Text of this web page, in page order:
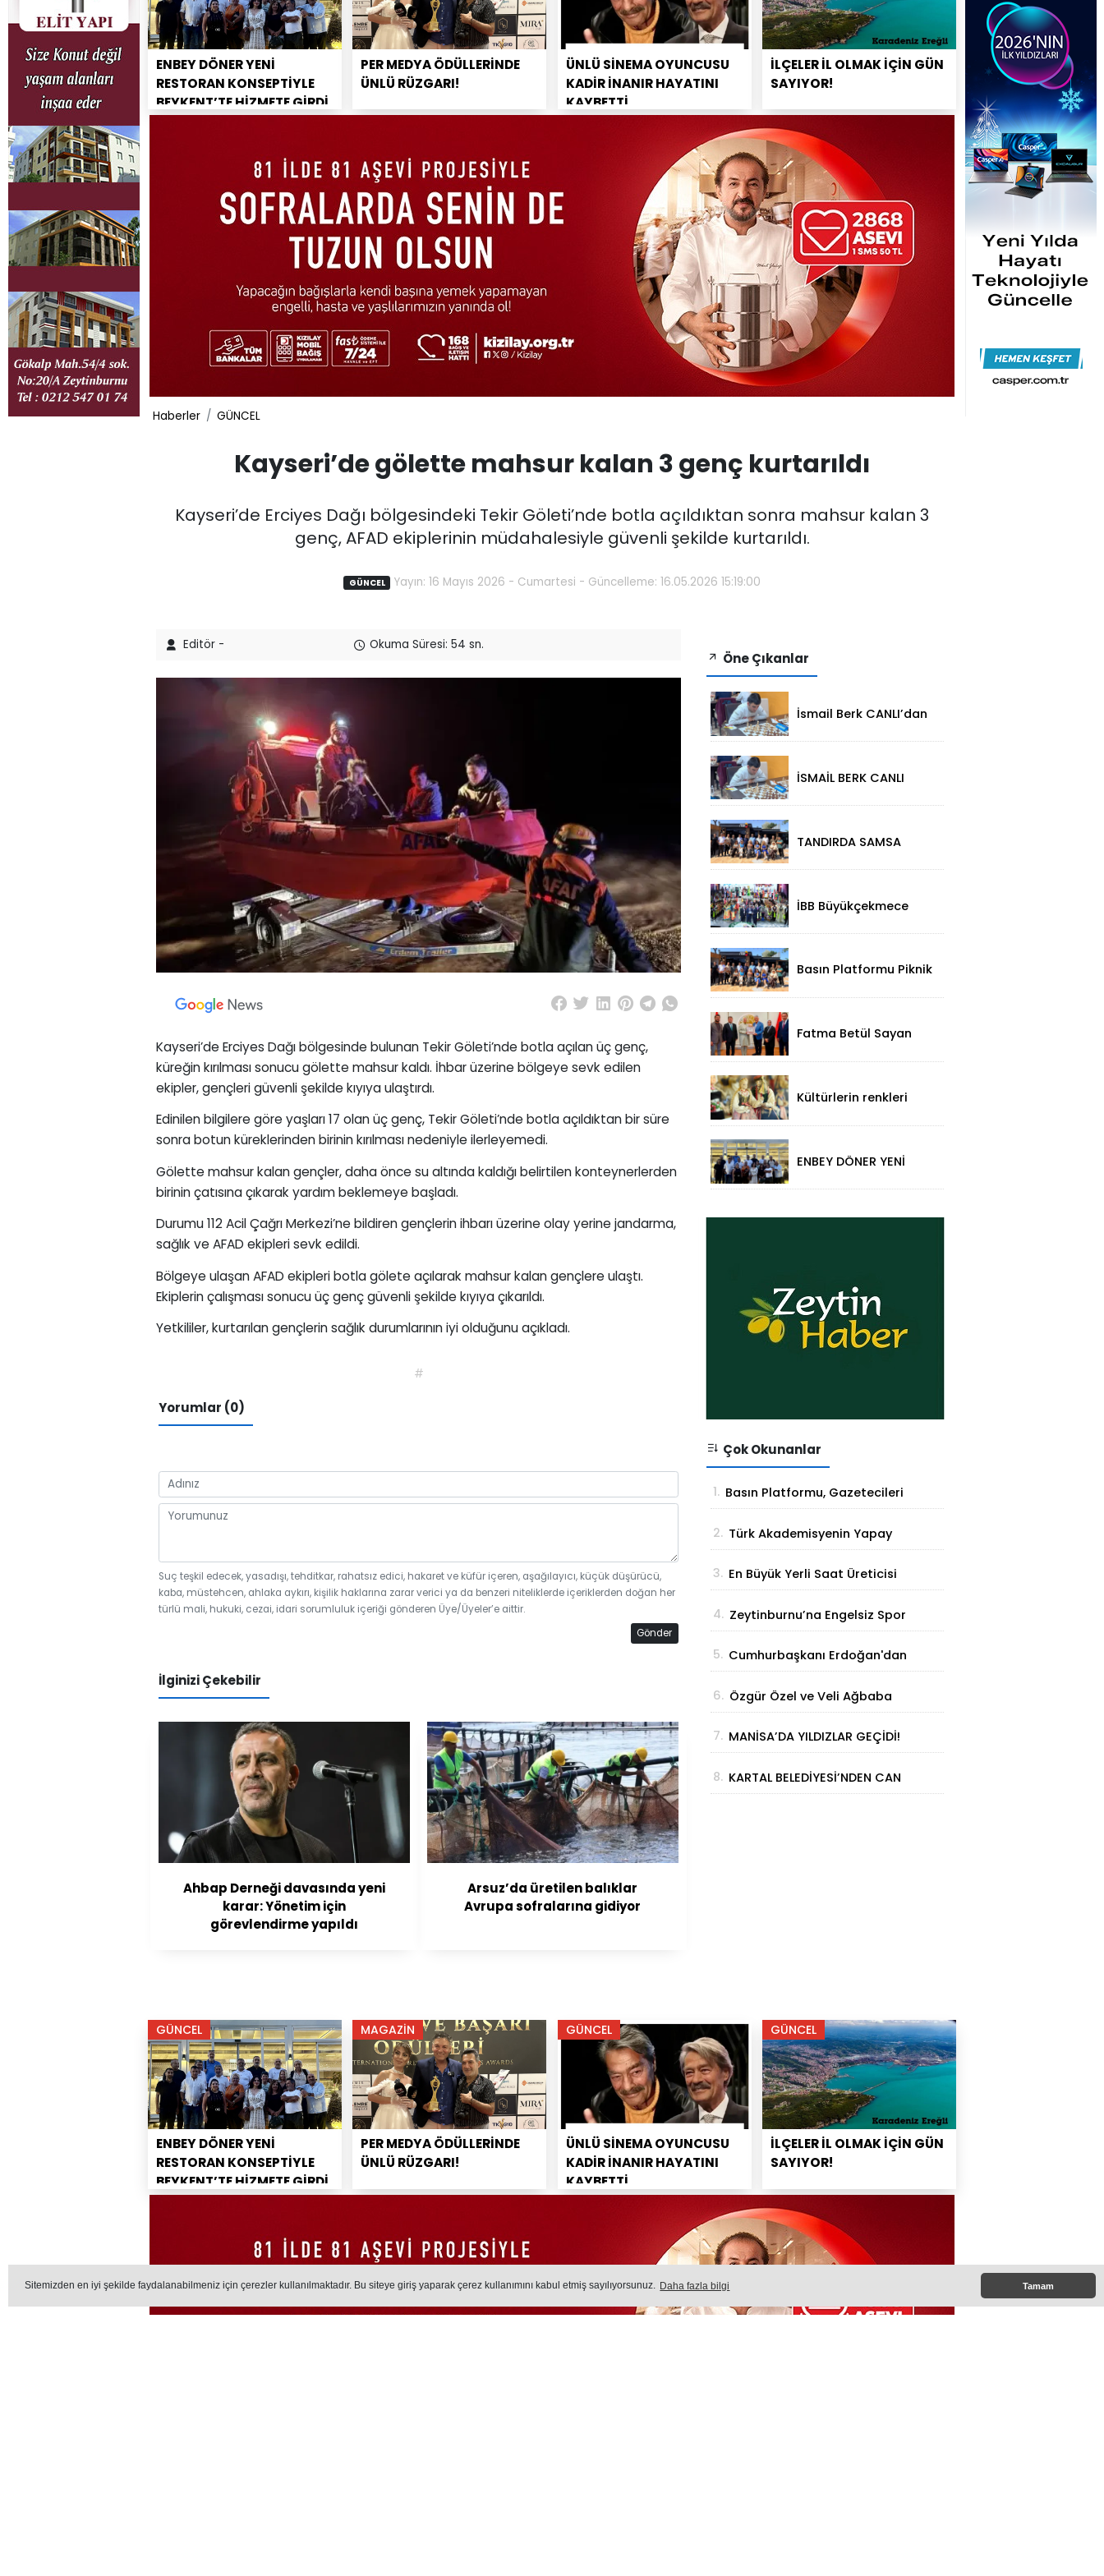
Sitemizden en iyi şekilde faydalanabilmeniz için çerezler kullanılmaktadır. Bu siteye giriş yaparak çerez kullanımını kabul etmiş sayılıyorsunuz. Daha fazla bilgi Tamam
ENBEY DÖNER YENİ
RESTORAN KONSEPTİYLE
BEYKENT’TE HİZMETE GİRDİ
PER MEDYA ÖDÜLLERİNDE
ÜNLÜ RÜZGARI!
ÜNLÜ SİNEMA OYUNCUSU
KADİR İNANIR HAYATINI
KAYBETTİ
İLÇELER İL OLMAK İÇİN GÜN
SAYIYOR!
Haberler GÜNCEL
Kayseri’de gölette mahsur kalan 3 genç kurtarıldı
Kayseri’de Erciyes Dağı bölgesindeki Tekir Göleti’nde botla açıldıktan sonra mahsur kalan 3
genç, AFAD ekiplerinin müdahalesiyle güvenli şekilde kurtarıldı.
GÜNCEL Yayın: 16 Mayıs 2026 - Cumartesi - Güncelleme: 16.05.2026 15:19:00
Editör - Okuma Süresi: 54 sn.
Kayseri’de Erciyes Dağı bölgesinde bulunan Tekir Göleti’nde botla açılan üç genç,
küreğin kırılması sonucu gölette mahsur kaldı. İhbar üzerine bölgeye sevk edilen
ekipler, gençleri güvenli şekilde kıyıya ulaştırdı.
Edinilen bilgilere göre yaşları 17 olan üç genç, Tekir Göleti’nde botla açıldıktan bir süre
sonra botun küreklerinden birinin kırılması nedeniyle ilerleyemedi.
Gölette mahsur kalan gençler, daha önce su altında kaldığı belirtilen konteynerlerden
birinin çatısına çıkarak yardım beklemeye başladı.
Durumu 112 Acil Çağrı Merkezi’ne bildiren gençlerin ihbarı üzerine olay yerine jandarma,
sağlık ve AFAD ekipleri sevk edildi.
Bölgeye ulaşan AFAD ekipleri botla gölete açılarak mahsur kalan gençlere ulaştı.
Ekiplerin çalışması sonucu üç genç güvenli şekilde kıyıya çıkarıldı.
Yetkililer, kurtarılan gençlerin sağlık durumlarının iyi olduğunu açıkladı.
#
Yorumlar (0)
Suç teşkil edecek, yasadışı, tehditkar, rahatsız edici, hakaret ve küfür içeren, aşağılayıcı, küçük düşürücü,
kaba, müstehcen, ahlaka aykırı, kişilik haklarına zarar verici ya da benzeri niteliklerde içeriklerden doğan her
türlü mali, hukuki, cezai, idari sorumluluk içeriği gönderen Üye/Üyeler’e aittir.
Gönder
İlginizi Çekebilir
Ahbap Derneği davasında yeni
karar: Yönetim için
görevlendirme yapıldı
Arsuz’da üretilen balıklar
Avrupa sofralarına gidiyor
Öne Çıkanlar
İsmail Berk CANLI’dan
Başarı: 2312
Turnuvaya Damga
Vurdu
İSMAİL BERK CANLI
SATRANÇTA
TANDIRDA SAMSA
KÜÇÜKÇEKMECE
İBB Büyükçekmece
Açılış!
Basın Platformu Piknik
Land'de Toplandı!
Fatma Betül Sayan
Mehmet Makas'a
Kültürlerin renkleri
yansıtıldı
ENBEY DÖNER YENİ
KONSEPTİYLE
GİRDİ
Çok Okunanlar
1. Basın Platformu, Gazetecileri
2. Türk Akademisyenin Yapay
Zekâ Hamlesi: Parmak İzinden
Kişiye Özel Analiz
3. En Büyük Yerli Saat Üreticisi
Kalktı
4. Zeytinburnu’na Engelsiz Spor
Merkezi Geliyor
5. Cumhurbaşkanı Erdoğan'dan
"Milli Birliğimizi Perçinleyecek"
6. Özgür Özel ve Veli Ağbaba
hakkında fezleke Adalet
Bakanlığı’na gönderildi
7. MANİSA’DA YILDIZLAR GEÇİDİ!
8. KARTAL BELEDİYESİ’NDEN CAN
DOSTLAR İÇİN DEV YATIRIM!
GÜNCEL
ENBEY DÖNER YENİ
RESTORAN KONSEPTİYLE
BEYKENT’TE HİZMETE GİRDİ
MAGAZİN
PER MEDYA ÖDÜLLERİNDE
ÜNLÜ RÜZGARI!
GÜNCEL
ÜNLÜ SİNEMA OYUNCUSU
KADİR İNANIR HAYATINI
KAYBETTİ
GÜNCEL
İLÇELER İL OLMAK İÇİN GÜN
SAYIYOR!